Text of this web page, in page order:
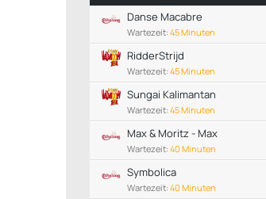
Danse Macabre
Wartezeit: 45 Minuten
RidderStrijd
Wartezeit: 45 Minuten
Sungai Kalimantan
Wartezeit: 45 Minuten
Max & Moritz - Max
Wartezeit: 40 Minuten
Symbolica
Wartezeit: 40 Minuten